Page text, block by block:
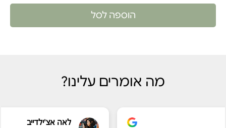
הוספה לסל
מה אומרים עלינו?
לאה אצ'ילדייב